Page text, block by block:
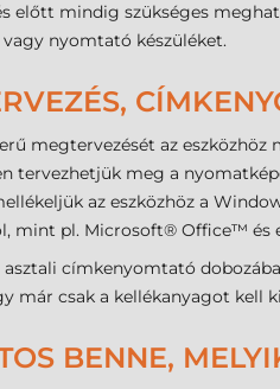
előtt mindig szükséges
nyomtató készüléket.
megtervezését az
tervezhetjük meg a
az eszközhöz a
mint pl. Microsoft® Office™ és
asztali címkenyomtató
már csak a kellékanyagot kell
BENNE,